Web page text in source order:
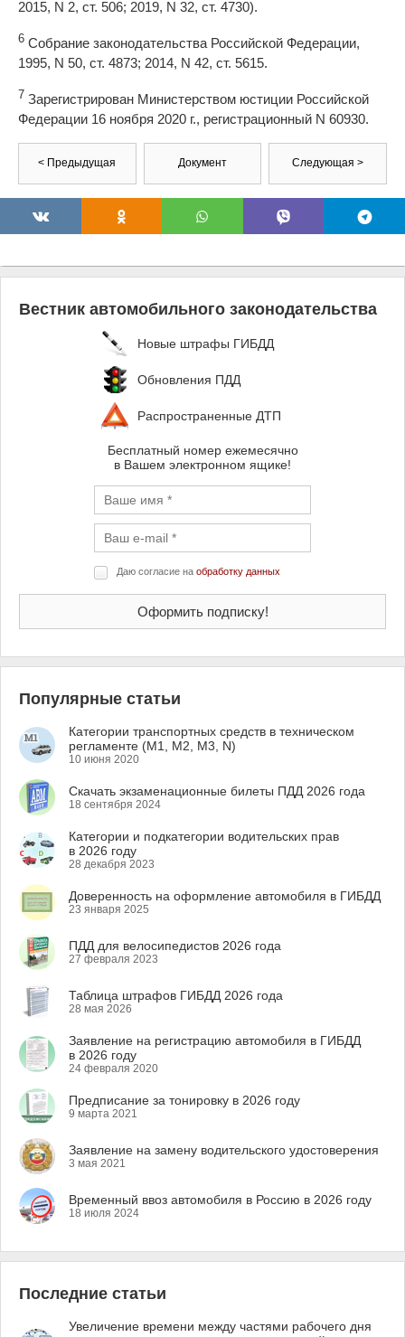
2015, N 2, ст. 506; 2019, N 32, ст. 4730).
6 Собрание законодательства Российской Федерации,
1995, N 50, ст. 4873; 2014, N 42, ст. 5615.
7 Зарегистрирован Министерством юстиции Российской
Федерации 16 ноября 2020 г., регистрационный N 60930.
< Предыдущая Документ Следующая >
Вестник автомобильного законодательства
Новые штрафы ГИБДД
Обновления ПДД
Распространенные ДТП
Бесплатный номер ежемесячно
в Вашем электронном ящике!
Даю согласие на обработку данных
Популярные статьи
Категории транспортных средств в техническом
регламенте (M1, M2, M3, N)
10 июня 2020
Скачать экзаменационные билеты ПДД 2026 года
18 сентября 2024
Категории и подкатегории водительских прав
в 2026 году
28 декабря 2023
Доверенность на оформление автомобиля в ГИБДД
23 января 2025
ПДД для велосипедистов 2026 года
27 февраля 2023
Таблица штрафов ГИБДД 2026 года
28 мая 2026
Заявление на регистрацию автомобиля в ГИБДД
в 2026 году
24 февраля 2020
Предписание за тонировку в 2026 году
9 марта 2021
Заявление на замену водительского удостоверения
3 мая 2021
Временный ввоз автомобиля в Россию в 2026 году
18 июля 2024
Последние статьи
Увеличение времени между частями рабочего дня